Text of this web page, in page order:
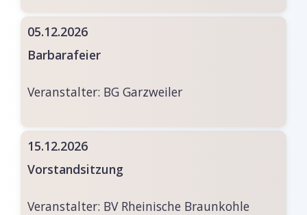
05.12.2026
Barbarafeier
Veranstalter: BG Garzweiler
15.12.2026
Vorstandsitzung
Veranstalter: BV Rheinische Braunkohle